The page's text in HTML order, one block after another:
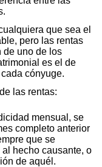
que sea el
pero las rentas
de uno de los
es el de
cónyuge.
las rentas:
mensual, se
completo anterior
que se
hecho causante, o
de aquél.